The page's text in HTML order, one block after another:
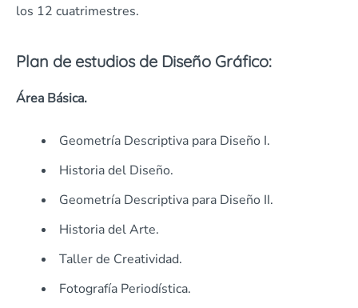
los 12 cuatrimestres.
Plan de estudios de Diseño Gráfico:
Área Básica.
Geometría Descriptiva para Diseño I.
Historia del Diseño.
Geometría Descriptiva para Diseño II.
Historia del Arte.
Taller de Creatividad.
Fotografía Periodística.